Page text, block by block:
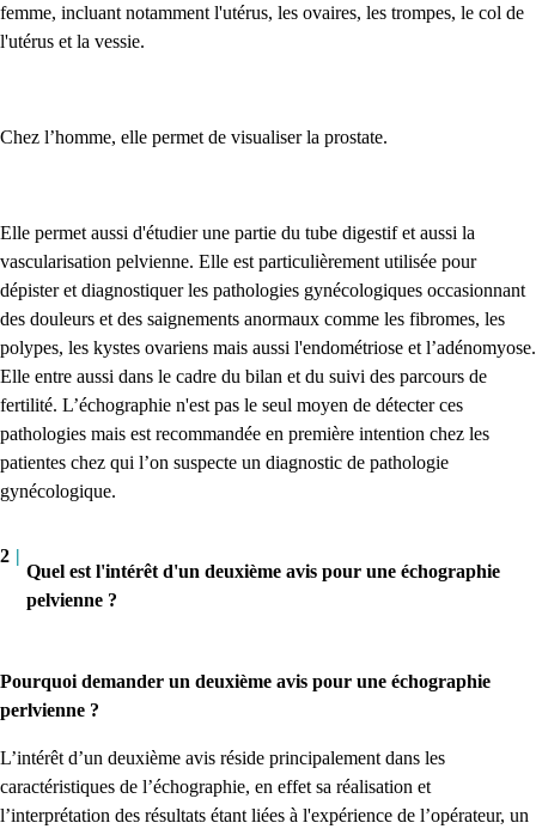
femme, incluant notamment l'utérus, les ovaires, les trompes, le col de
l'utérus et la vessie.
Chez l’homme, elle permet de visualiser la prostate.
Elle permet aussi d'étudier une partie du tube digestif et aussi la
vascularisation pelvienne. Elle est particulièrement utilisée pour
dépister et diagnostiquer les pathologies gynécologiques occasionnant
des douleurs et des saignements anormaux comme les fibromes, les
polypes, les kystes ovariens mais aussi l'endométriose et l’adénomyose.
Elle entre aussi dans le cadre du bilan et du suivi des parcours de
fertilité. L’échographie n'est pas le seul moyen de détecter ces
pathologies mais est recommandée en première intention chez les
patientes chez qui l’on suspecte un diagnostic de pathologie
gynécologique.
2 |
Quel est l'intérêt d'un deuxième avis pour une échographie
pelvienne ?
Pourquoi demander un deuxième avis pour une échographie
perlvienne ?
L’intérêt d’un deuxième avis réside principalement dans les
caractéristiques de l’échographie, en effet sa réalisation et
l’interprétation des résultats étant liées à l'expérience de l’opérateur, un